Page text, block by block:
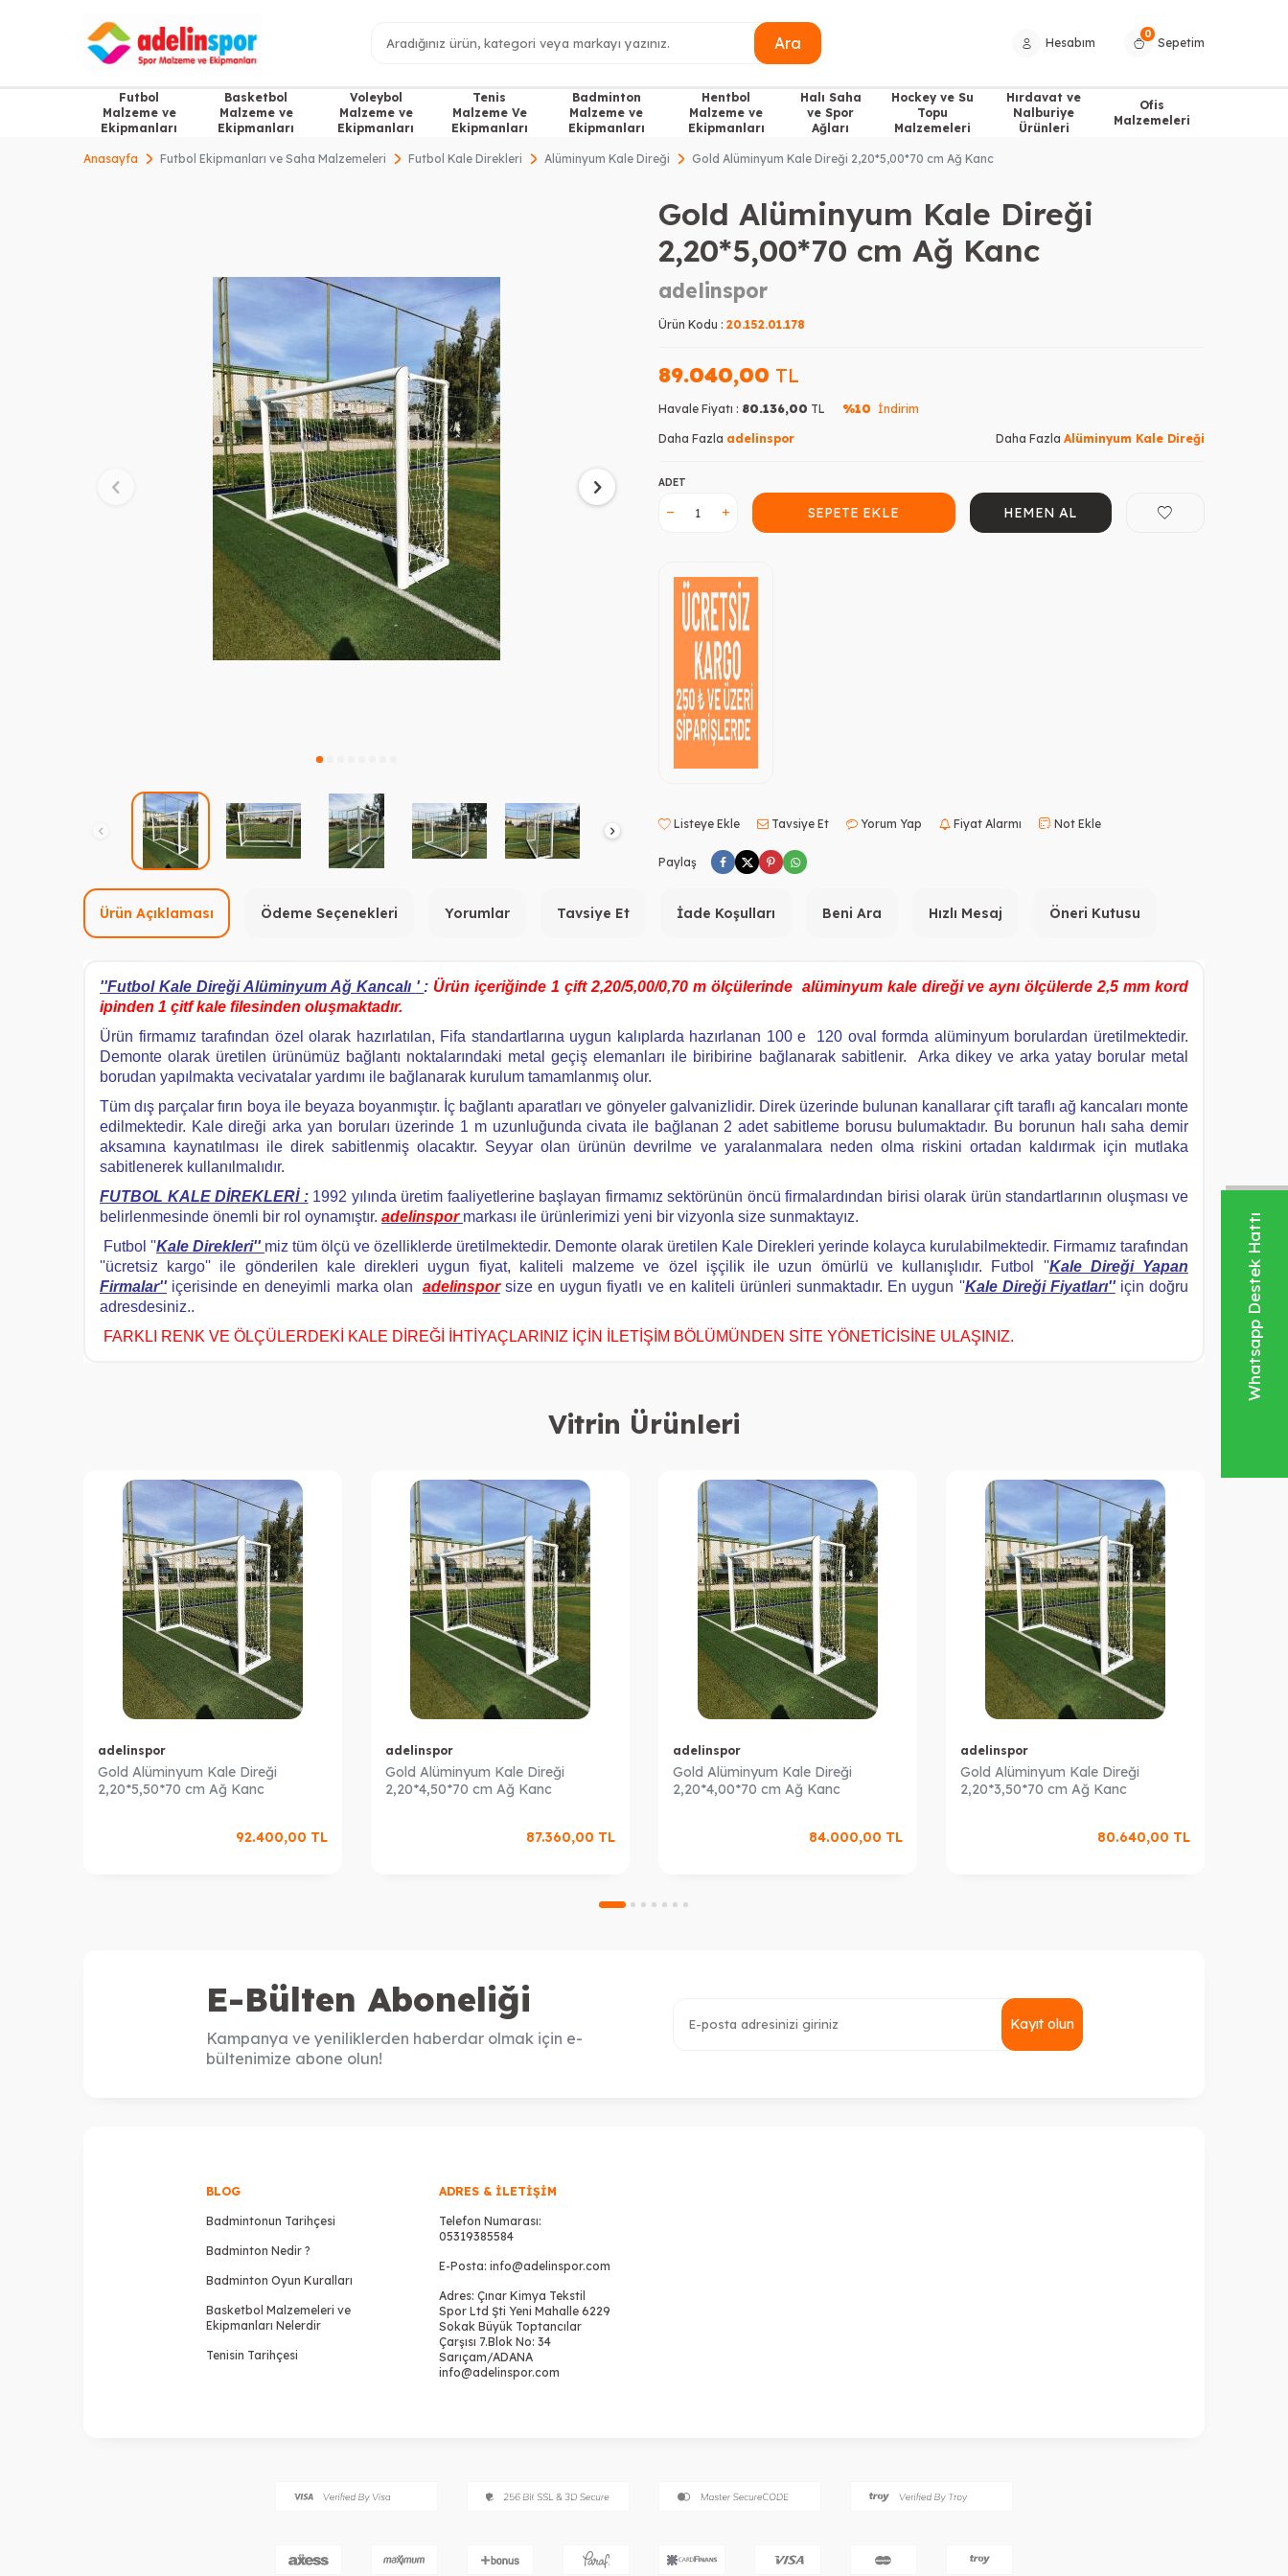
Whatsapp Destek Hattı
Ara Hesabım
0
Sepetim
Futbol
Malzeme ve
Ekipmanları
Basketbol
Malzeme ve
Ekipmanları
Voleybol
Malzeme ve
Ekipmanları
Tenis
Malzeme Ve
Ekipmanları
Badminton
Malzeme ve
Ekipmanları
Hentbol
Malzeme ve
Ekipmanları
Halı Saha
ve Spor
Ağları
Hockey ve Su
Topu
Malzemeleri
Hırdavat ve
Nalburiye
Ürünleri
Ofis
Malzemeleri
Anasayfa Futbol Ekipmanları ve Saha Malzemeleri Futbol Kale Direkleri Alüminyum Kale Direği Gold Alüminyum Kale Direği 2,20*5,00*70 cm Ağ Kanc
Gold Alüminyum Kale Direği
2,20*5,00*70 cm Ağ Kanc
adelinspor
Ürün Kodu : 20.152.01.178
89.040,00 TL
Havale Fiyatı : 80.136,00 TL %10 İndirim
Daha Fazla adelinspor Daha Fazla Alüminyum Kale Direği
ADET
SEPETE EKLE HEMEN AL
Listeye Ekle Tavsiye Et Yorum Yap Fiyat Alarmı Not Ekle
Paylaş
Ürün Açıklaması Ödeme Seçenekleri Yorumlar Tavsiye Et İade Koşulları Beni Ara Hızlı Mesaj Öneri Kutusu
''Futbol Kale Direği Alüminyum Ağ Kancalı ' : Ürün içeriğinde 1 çift 2,20/5,00/0,70 m ölçülerinde alüminyum kale direği ve aynı ölçülerde 2,5 mm kord
ipinden 1 çitf kale filesinden oluşmaktadır.
Ürün firmamız tarafından özel olarak hazırlatılan, Fifa standartlarına uygun kalıplarda hazırlanan 100 e 120 oval formda alüminyum borulardan üretilmektedir.
Demonte olarak üretilen ürünümüz bağlantı noktalarındaki metal geçiş elemanları ile biribirine bağlanarak sabitlenir. Arka dikey ve arka yatay borular metal
borudan yapılmakta vecivatalar yardımı ile bağlanarak kurulum tamamlanmış olur.
Tüm dış parçalar fırın boya ile beyaza boyanmıştır. İç bağlantı aparatları ve gönyeler galvanizlidir. Direk üzerinde bulunan kanallarar çift taraflı ağ kancaları monte
edilmektedir. Kale direği arka yan boruları üzerinde 1 m uzunluğunda civata ile bağlanan 2 adet sabitleme borusu bulumaktadır. Bu borunun halı saha demir
aksamına kaynatılması ile direk sabitlenmiş olacaktır. Seyyar olan ürünün devrilme ve yaralanmalara neden olma riskini ortadan kaldırmak için mutlaka
sabitlenerek kullanılmalıdır.
FUTBOL KALE DİREKLERİ :1992 yılında üretim faaliyetlerine başlayan firmamız sektörünün öncü firmalardından birisi olarak ürün standartlarının oluşması ve
belirlenmesinde önemli bir rol oynamıştır. adelinspor markası ile ürünlerimizi yeni bir vizyonla size sunmaktayız.
Futbol ''Kale Direkleri'' miz tüm ölçü ve özelliklerde üretilmektedir. Demonte olarak üretilen Kale Direkleri yerinde kolayca kurulabilmektedir. Firmamız tarafından
''ücretsiz kargo'' ile gönderilen kale direkleri uygun fiyat, kaliteli malzeme ve özel işçilik ile uzun ömürlü ve kullanışlıdır. Futbol ''Kale Direği Yapan
Firmalar''içerisinde en deneyimli marka olan adelinsporsize en uygun fiyatlı ve en kaliteli ürünleri sunmaktadır. En uygun ''Kale Direği Fiyatları''için doğru
adresdesiniz..
FARKLI RENK VE ÖLÇÜLERDEKİ KALE DİREĞİ İHTİYAÇLARINIZ İÇİN İLETİŞİM BÖLÜMÜNDEN SİTE YÖNETİCİSİNE ULAŞINIZ.
Vitrin Ürünleri
adelinspor
Gold Alüminyum Kale Direği
2,20*5,50*70 cm Ağ Kanc
92.400,00 TL
adelinspor
Gold Alüminyum Kale Direği
2,20*4,50*70 cm Ağ Kanc
87.360,00 TL
adelinspor
Gold Alüminyum Kale Direği
2,20*4,00*70 cm Ağ Kanc
84.000,00 TL
adelinspor
Gold Alüminyum Kale Direği
2,20*3,50*70 cm Ağ Kanc
80.640,00 TL
E-Bülten Aboneliği
Kampanya ve yeniliklerden haberdar olmak için e-
bültenimize abone olun!
Kayıt olun
BLOG
Badmintonun Tarihçesi
Badminton Nedir ?
Badminton Oyun Kuralları
Basketbol Malzemeleri ve
Ekipmanları Nelerdir
Tenisin Tarihçesi
ADRES & İLETIŞIM
Telefon Numarası:
05319385584
E-Posta:info@adelinspor.com
Adres: Çınar Kimya Tekstil
Spor Ltd Şti Yeni Mahalle 6229
Sokak Büyük Toptancılar
Çarşısı 7.Blok No: 34
Sarıçam/ADANA
info@adelinspor.com